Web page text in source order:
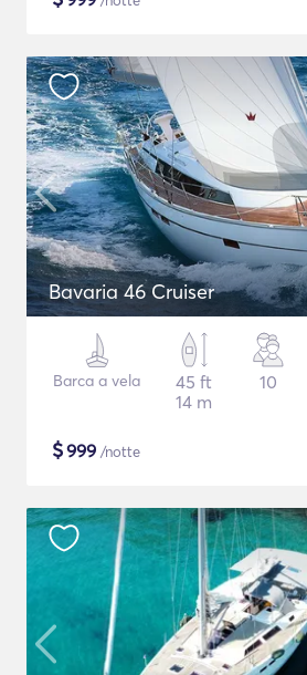
Bavaria 46 Cruiser
Barca a vela
45 ft
14 m
10
$999 /notte